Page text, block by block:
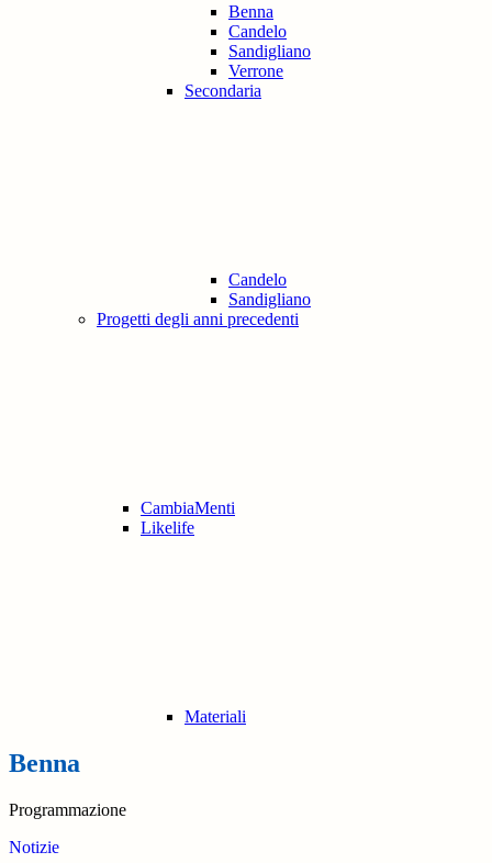
Benna
Candelo
Sandigliano
Verrone
Secondaria
Candelo
Sandigliano
Progetti degli anni precedenti
CambiaMenti
Likelife
Materiali
Benna
Programmazione
Notizie